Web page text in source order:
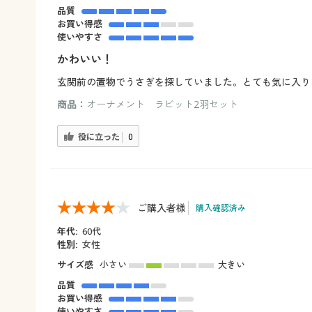
品質
お買い得感
使いやすさ
かわいい！
玄関前の置物でうさぎを探していました。とても気に入
商品： オーナメント ラビット2羽セット
役に立った 0
ご購入者様 購入確認済み
年代: 60代
性別: 女性
サイズ感 小さい
大きい
品質
お買い得感